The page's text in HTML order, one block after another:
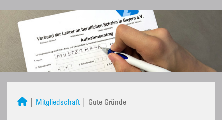
Mitgliedschaft Gute Gründe